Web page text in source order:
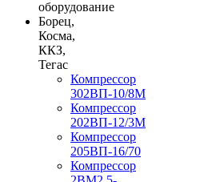
оборудование
Борец,
Косма,
ККЗ,
Тегас
Компрессор
302ВП-10/8М
Компрессор
202ВП-12/3М
Компрессор
205ВП-16/70
Компрессор